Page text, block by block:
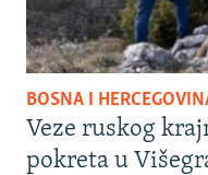
BOSNA I
Veze ruskog
pokreta u